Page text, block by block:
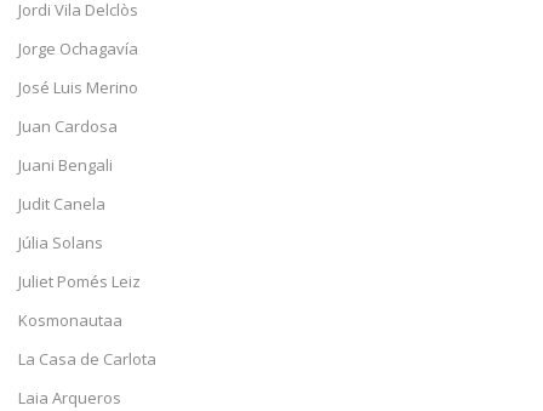
Jordi Vila Delclòs
Jorge Ochagavía
José Luis Merino
Juan Cardosa
Juani Bengali
Judit Canela
Júlia Solans
Juliet Pomés Leiz
Kosmonautaa
La Casa de Carlota
Laia Arqueros